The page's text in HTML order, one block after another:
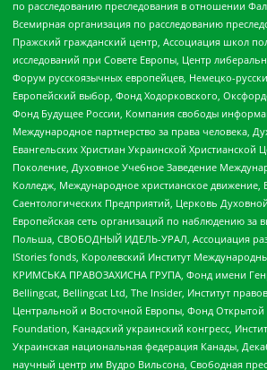
по расследованию преследования в отношении
Всемирная организация по расследованию
Пражский гражданский центр, Ассоциация школ
исследований при Совете Европы, Центр
Форум русскоязычных европейцев, Немецко-
Европейский выбор, Фонд Ходорковского,
Фонд Будущее России, Компания свободы
Международное партнерство за права человека,
Евангельских Христиан Украинской Христианской
Поколение, Духовное Учебное Заведение
Колледж, Международное христианское движение,
Саентологических Предприятий, Церковь
Европейская сеть организаций по наблюдению за
Польша, СВОБОДНЫЙ ИДЕЛЬ-УРАЛ, Ассоциация
IStories fonds, Королевский Институт
КРИМСЬКА ПРАВОЗАХИСНА ГРУПА, Фонд имени
Bellingcat, Bellingcat Ltd, The Insider, Институт
Центральной и Восточной Европы, Фонд Открытой
Foundation, Канадский украинский конгресс,
Украинская национальная федерация Канады,
научный центр им Вудро Вильсона, Свободная